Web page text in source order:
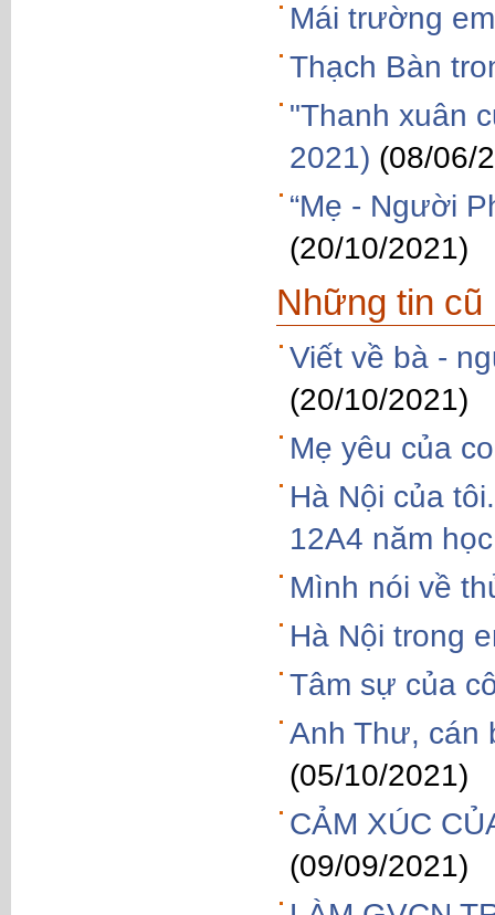
Mái trường
Thạch Bàn
"Thanh xuân
2021) (08/06/
“Mẹ - Người
(20/10/2021)
Những tin cũ
Viết về bà -
(20/10/2021)
Mẹ yêu của
Hà Nội của
12A4 năm
Mình nói về
Hà Nội trong
Tâm sự của
Anh Thư, cán
(05/10/2021)
CẢM XÚC
(09/09/2021)